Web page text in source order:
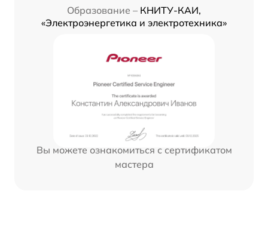
Образование – КНИТУ-КАИ,
«Электроэнергетика и электротехника»
Вы можете ознакомиться с сертификатом
мастера